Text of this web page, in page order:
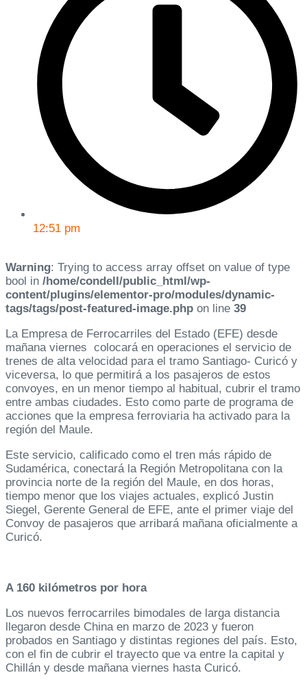
12:51 pm
Warning: Trying to access array offset on value of type
bool in /home/condell/public_html/wp-
content/plugins/elementor-pro/modules/dynamic-
tags/tags/post-featured-image.php on line 39
La Empresa de Ferrocarriles del Estado (EFE) desde
mañana viernes colocará en operaciones el servicio de
trenes de alta velocidad para el tramo Santiago- Curicó y
viceversa, lo que permitirá a los pasajeros de estos
convoyes, en un menor tiempo al habitual, cubrir el tramo
entre ambas ciudades. Esto como parte de programa de
acciones que la empresa ferroviaria ha activado para la
región del Maule.
Este servicio, calificado como el tren más rápido de
Sudamérica, conectará la Región Metropolitana con la
provincia norte de la región del Maule, en dos horas,
tiempo menor que los viajes actuales, explicó Justin
Siegel, Gerente General de EFE, ante el primer viaje del
Convoy de pasajeros que arribará mañana oficialmente a
Curicó.
A 160 kilómetros por hora
Los nuevos ferrocarriles bimodales de larga distancia
llegaron desde China en marzo de 2023 y fueron
probados en Santiago y distintas regiones del país. Esto,
con el fin de cubrir el trayecto que va entre la capital y
Chillán y desde mañana viernes hasta Curicó.